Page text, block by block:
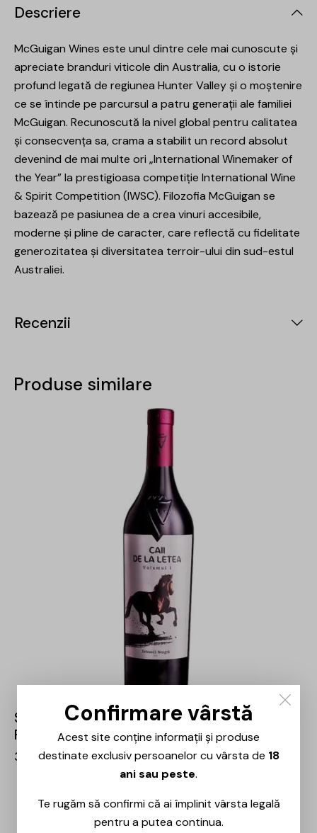
Descriere
McGuigan Wines este unul dintre cele mai cunoscute și
apreciate branduri viticole din Australia, cu o istorie
profund legată de regiunea Hunter Valley și o moștenire
ce se întinde pe parcursul a patru generații ale familiei
McGuigan. Recunoscută la nivel global pentru calitatea
și consecvența sa, crama a stabilit un record absolut
devenind de mai multe ori „International Winemaker of
the Year” la prestigioasa competiție International Wine
& Spirit Competition (IWSC). Filozofia McGuigan se
bazează pe pasiunea de a crea vinuri accesibile,
moderne și pline de caracter, care reflectă cu fidelitate
generozitatea și diversitatea terroir-ului din sud-estul
Australiei.
Recenzii
Produse similare
Sarica Niculițel – Caii de la Letea Volumul I
Feteasca Neagră – 0.75L
35,00lei 25,00lei
Confirmare vârstă
Acest site conține informații și produse
destinate exclusiv persoanelor cu vârsta de 18
ani sau peste.
Te rugăm să confirmi că ai împlinit vârsta legală
pentru a putea continua.